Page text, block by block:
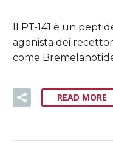
Il PT-141 è un
agonista dei
come
READ MORE